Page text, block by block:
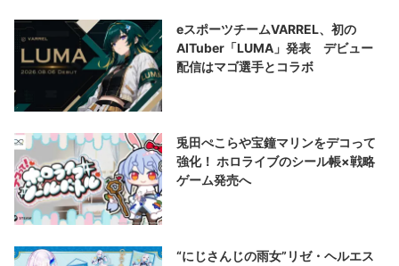
eスポーツチームVARREL、初の
AITuber「LUMA」発表 デビュー
配信はマゴ選手とコラボ
兎田ぺこらや宝鐘マリンをデコって
強化！ ホロライブのシール帳×戦略
ゲーム発売へ
“にじさんじの雨女”リゼ・ヘルエス